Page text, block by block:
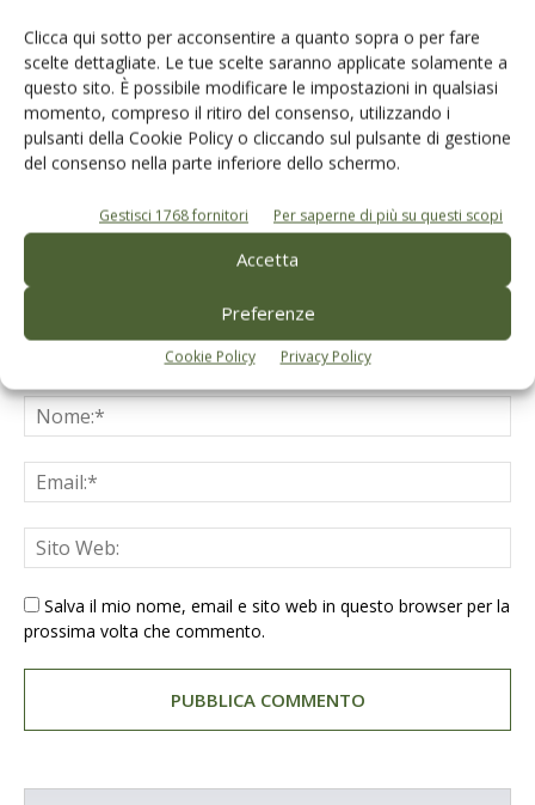
Clicca qui sotto per acconsentire a quanto sopra o per fare
scelte dettagliate. Le tue scelte saranno applicate solamente a
questo sito. È possibile modificare le impostazioni in qualsiasi
momento, compreso il ritiro del consenso, utilizzando i
pulsanti della Cookie Policy o cliccando sul pulsante di gestione
del consenso nella parte inferiore dello schermo.
Gestisci 1768 fornitori Per saperne di più su questi scopi
Accetta
Preferenze
Cookie Policy Privacy Policy
LASCIA UN COMMENTO
Salva il mio nome, email e sito web in questo browser per la
prossima volta che commento.